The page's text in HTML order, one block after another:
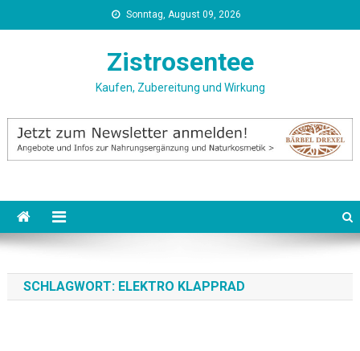
to
Sonntag, August 09, 2026
Zistrosentee
Kaufen, Zubereitung und Wirkung
SCHLAGWORT: ELEKTRO KLAPPRAD